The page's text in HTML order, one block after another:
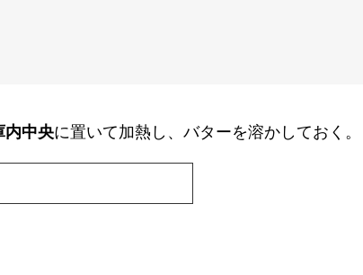
内中央に置いて加熱し、バターを溶かしておく。